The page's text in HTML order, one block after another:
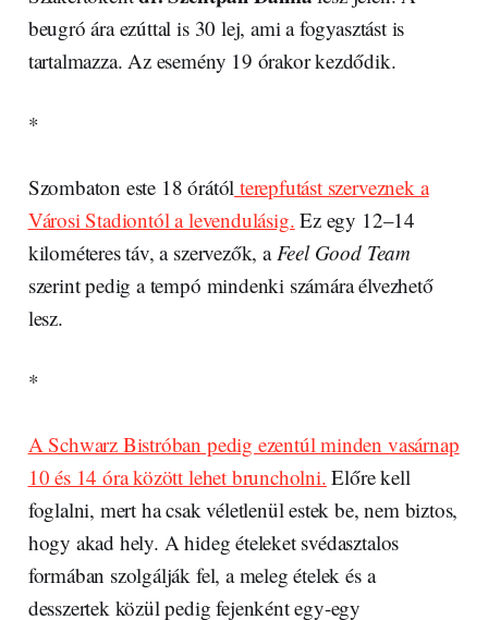
beugró ára ezúttal is 30 lej, ami a fogyasztást is
tartalmazza. Az esemény 19 órakor kezdődik.
*
Szombaton este 18 órától terepfutást szerveznek a
Városi Stadiontól a levendulásig. Ez egy 12–14
kilométeres táv, a szervezők, a Feel Good Team
szerint pedig a tempó mindenki számára élvezhető
lesz.
*
A Schwarz Bistróban pedig ezentúl minden vasárnap
10 és 14 óra között lehet bruncholni. Előre kell
foglalni, mert ha csak véletlenül estek be, nem biztos,
hogy akad hely. A hideg ételeket svédasztalos
formában szolgálják fel, a meleg ételek és a
desszertek közül pedig fejenként egy-egy